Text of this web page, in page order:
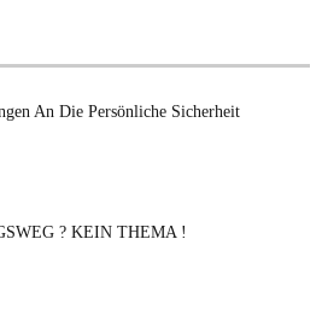
An Die Persönliche Sicherheit
? KEIN THEMA !